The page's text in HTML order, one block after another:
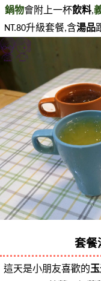
鍋物會附上一杯飲料,
NT.80升級套餐,含湯品
套餐
這天是小朋友喜歡的